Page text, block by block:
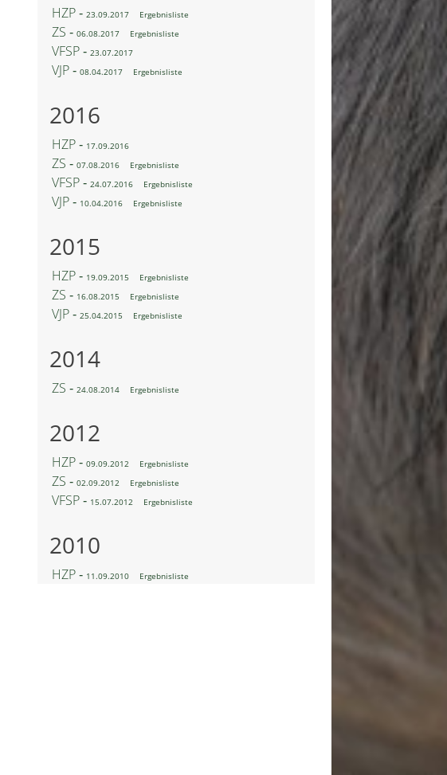
HZP ‐ 23.09.2017 Ergebnisliste
ZS ‐ 06.08.2017 Ergebnisliste
VFSP ‐ 23.07.2017
VJP ‐ 08.04.2017 Ergebnisliste
2016
HZP ‐ 17.09.2016
ZS ‐ 07.08.2016 Ergebnisliste
VFSP ‐ 24.07.2016 Ergebnisliste
VJP ‐ 10.04.2016 Ergebnisliste
2015
HZP ‐ 19.09.2015 Ergebnisliste
ZS ‐ 16.08.2015 Ergebnisliste
VJP ‐ 25.04.2015 Ergebnisliste
2014
ZS ‐ 24.08.2014 Ergebnisliste
2012
HZP ‐ 09.09.2012 Ergebnisliste
ZS ‐ 02.09.2012 Ergebnisliste
VFSP ‐ 15.07.2012 Ergebnisliste
2010
HZP ‐ 11.09.2010 Ergebnisliste